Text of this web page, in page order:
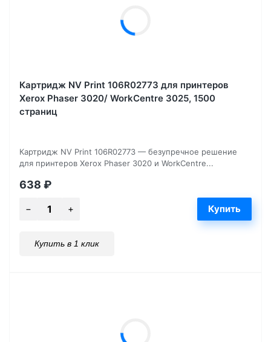
Картридж NV Print 106R02773 для принтеров
Xerox Phaser 3020/ WorkCentre 3025, 1500
страниц
Картридж NV Print 106R02773 — безупречное решение
для принтеров Xerox Phaser 3020 и WorkCentre...
638 ₽
Купить в 1 клик